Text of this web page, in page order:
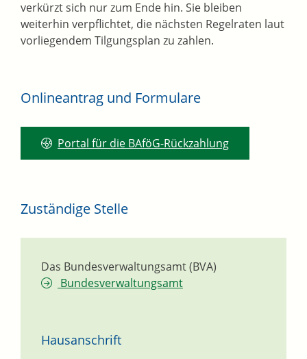
verkürzt sich nur zum Ende hin. Sie bleiben
weiterhin verpflichtet, die nächsten Regelraten laut
vorliegendem Tilgungsplan zu zahlen.
Onlineantrag und Formulare
Portal für die BAföG-Rückzahlung
Zuständige Stelle
Das Bundesverwaltungsamt (BVA)
Bundesverwaltungsamt
Hausanschrift